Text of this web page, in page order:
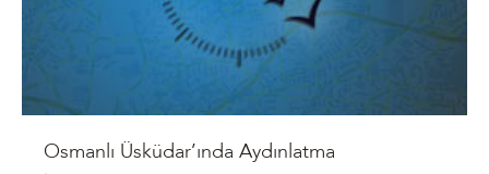
Osmanlı Üsküdar’ında Aydınlatma